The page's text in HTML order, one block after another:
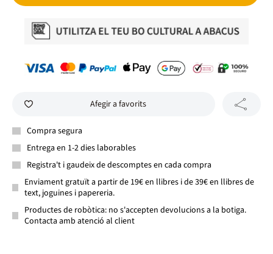
Afegir a favorits
Compra segura
Entrega en 1-2 dies laborables
Registra't i gaudeix de descomptes en cada compra
Enviament gratuït a partir de 19€ en llibres i de 39€ en llibres de
text, joguines i papereria.
Productes de robòtica: no s'accepten devolucions a la botiga.
Contacta amb atenció al client